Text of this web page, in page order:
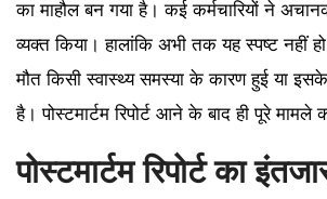
का माहौल बन गया है। कई कर्मचारियों ने
व्यक्त किया। हालांकि अभी तक यह स्पष्ट नहीं
मौत किसी स्वास्थ्य समस्या के कारण हुई या
है। पोस्टमार्टम रिपोर्ट आने के बाद ही पूरे
पोस्टमार्टम रिपोर्ट का